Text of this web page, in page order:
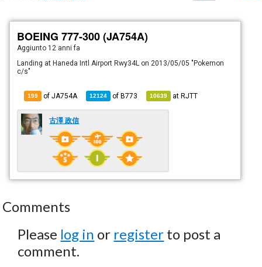
BOEING 777-300 (JA754A)
Aggiunto 12 anni fa
Landing at Haneda Intl Airport Rwy34L on 2013/05/05 "Pokemon
c/s"
199 of JA754A 12124 ofB773 10639 atRJTT
古澤 政信
Comments
Please log in or register to post a
comment.